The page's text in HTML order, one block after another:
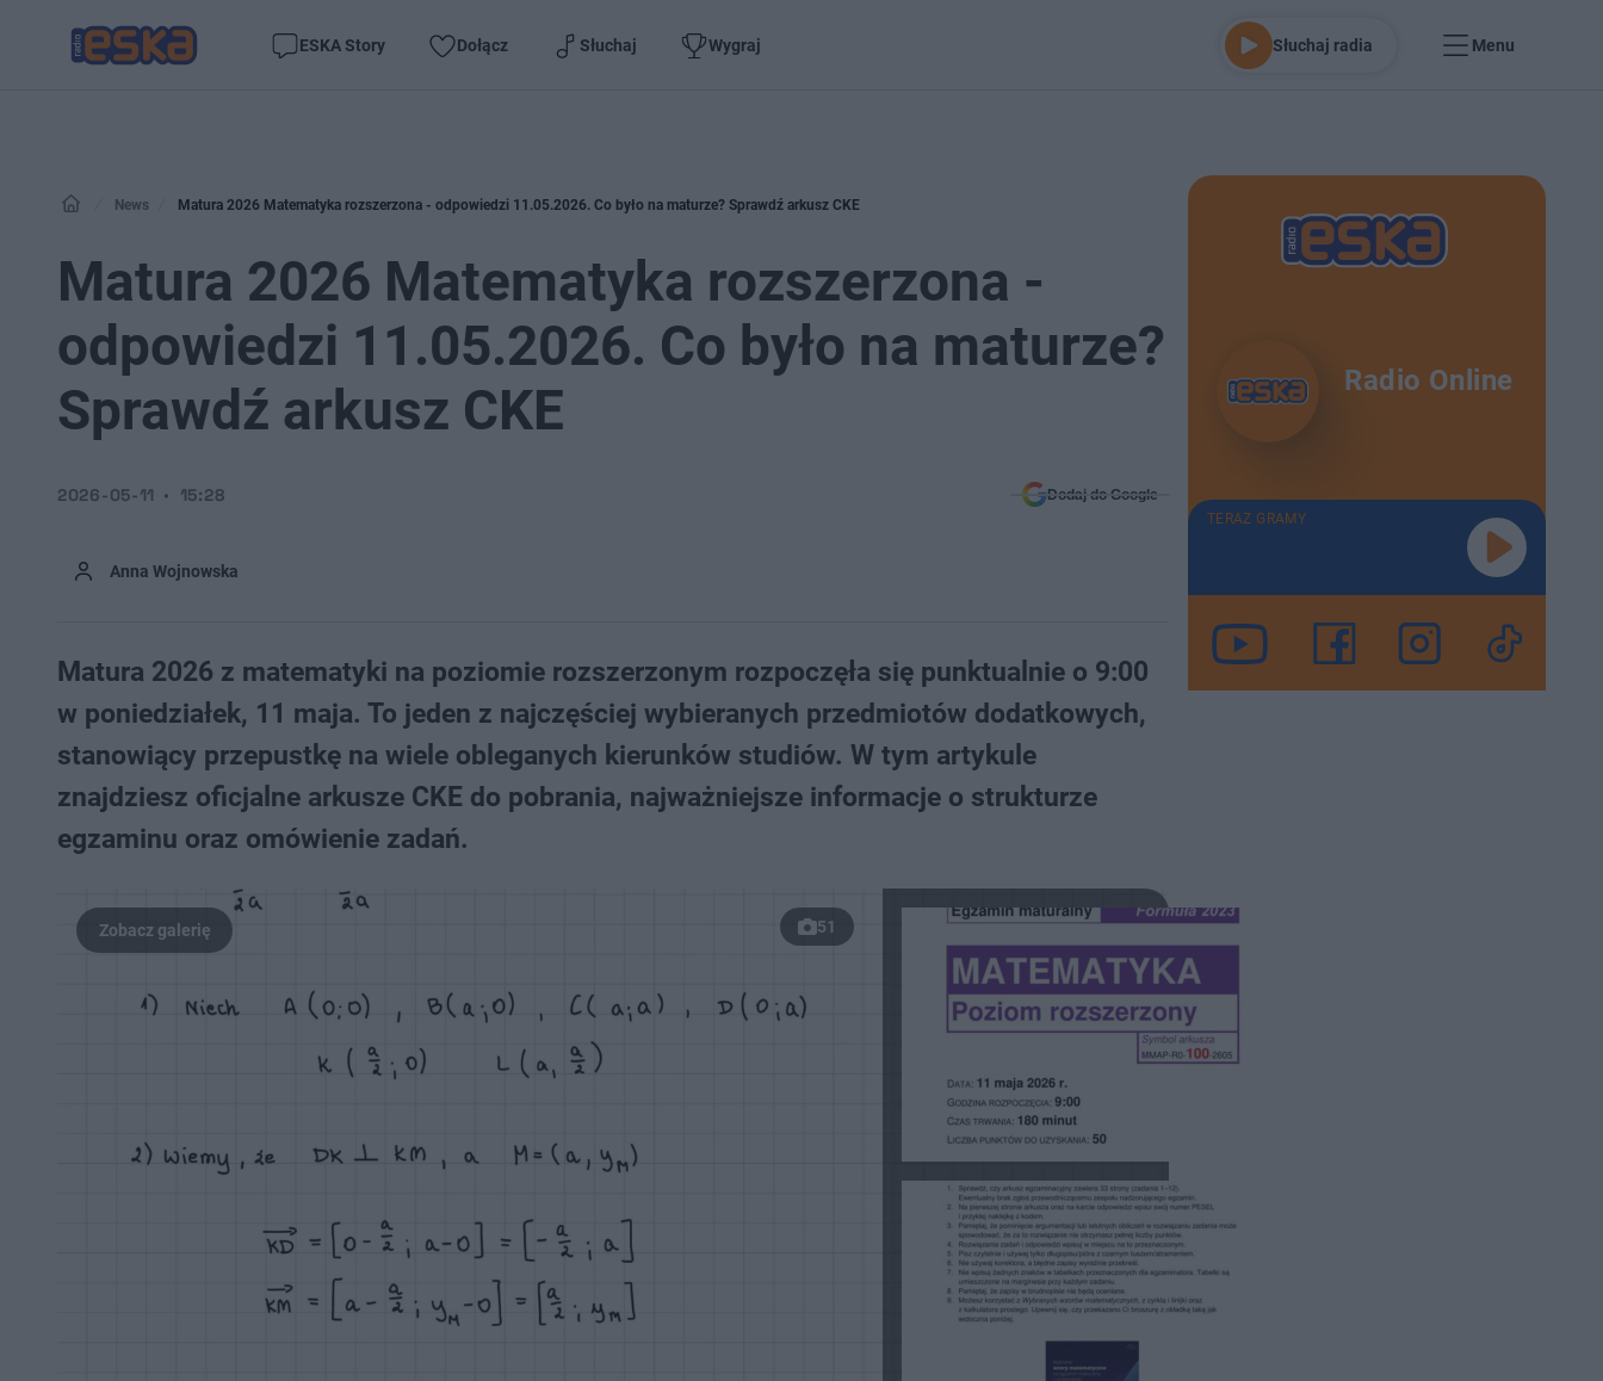
ESKA Story Dołącz Słuchaj Wygraj Słuchaj radia Menu
News Matura 2026 Matematyka rozszerzona - odpowiedzi 11.05.2026. Co było na maturze? Sprawdź arkusz CKE
Matura 2026 Matematyka rozszerzona -
odpowiedzi 11.05.2026. Co było na maturze?
Sprawdź arkusz CKE
Anna Wojnowska
2026-05-11 15:28 Dodaj do Google
Matura 2026 z matematyki na poziomie rozszerzonym rozpoczęła się punktualnie o 9:00
w poniedziałek, 11 maja. To jeden z najczęściej wybieranych przedmiotów dodatkowych,
stanowiący przepustkę na wiele obleganych kierunków studiów. W tym artykule
znajdziesz oficjalne arkusze CKE do pobrania, najważniejsze informacje o strukturze
egzaminu oraz omówienie zadań.
51
Radio Online
TERAZ GRAMY